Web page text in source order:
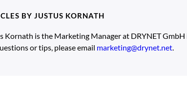
BY JUSTUS KORNATH
Kornath is the Marketing Manager at DRYNET
or tips, please email marketing@drynet.net